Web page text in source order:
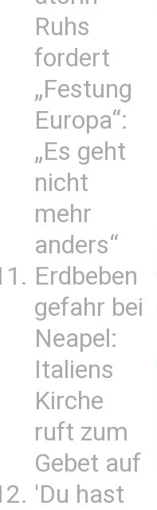
Ruhs
fordert
„Festung
Europa“:
„Es geht
nicht
mehr
anders“
Erdbeben
gefahr bei
Neapel:
Italiens
Kirche
ruft zum
Gebet auf
'Du hast